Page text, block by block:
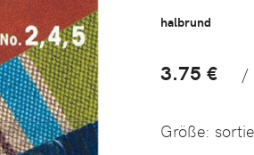
halbrund
3.75 € /
Größe: